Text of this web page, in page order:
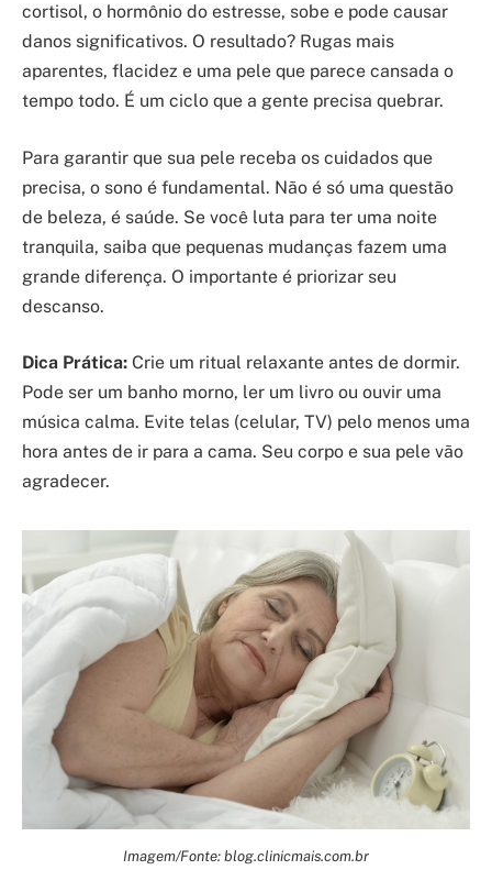
cortisol, o hormônio do estresse, sobe e pode causar
danos significativos. O resultado? Rugas mais
aparentes, flacidez e uma pele que parece cansada o
tempo todo. É um ciclo que a gente precisa quebrar.
Para garantir que sua pele receba os cuidados que
precisa, o sono é fundamental. Não é só uma questão
de beleza, é saúde. Se você luta para ter uma noite
tranquila, saiba que pequenas mudanças fazem uma
grande diferença. O importante é priorizar seu
descanso.
Dica Prática: Crie um ritual relaxante antes de dormir.
Pode ser um banho morno, ler um livro ou ouvir uma
música calma. Evite telas (celular, TV) pelo menos uma
hora antes de ir para a cama. Seu corpo e sua pele vão
agradecer.
Imagem/Fonte: blog.clinicmais.com.br